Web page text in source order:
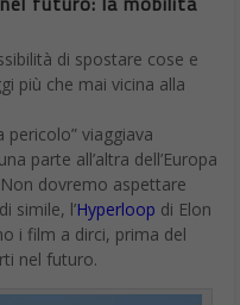
ma anche per Gmail
di Google One anche per
in cloud messa a
permette la
di foto, video o
generato allo scopo, e
a coloro che hanno
ma anche a